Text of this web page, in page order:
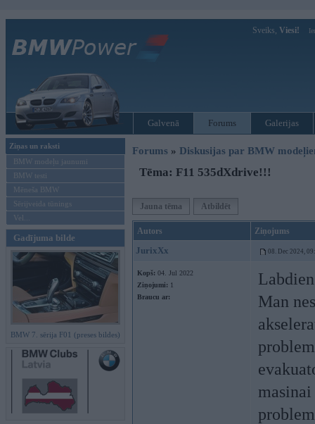
Sveiks, Viesi!
Galvenā Forums Galerijas
Ziņas un raksti
BMW modeļu jaunumi
BMW testi
Mēneša BMW
Sērijveida tūnings
Vel...
Gadījuma bilde
BMW 7. sērija F01 (preses bildes)
Forums » Diskusijas par BMW
Tēma: F11 535dXdrive!!!
Jauna tēma Atbildēt
Autors Ziņojums
JurixXx 08. Dec 2024,
Kopš: 04. Jul 2022
Ziņojumi: 1
Braucu ar:
Man